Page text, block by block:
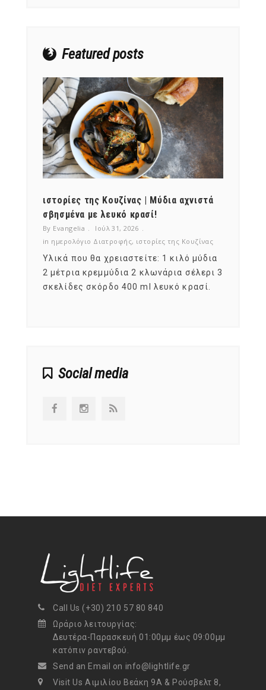
Featured posts
ιστορίες της Κουζίνας | Μύδια αχνιστά
σβησμένα με λευκό κρασί!
By Evangelia
Ιούλ 31, 2026
in ημερολόγιο Διατροφής, ιστορίες της Κουζίνας
Υλικά που θα χρειαστείτε: 1 κιλό μύδια
2 μέτρια κρεμμύδια 2 κλωνάρια σέλερι 3
σκελίδες σκόρδο 400 ml λευκό κρασί.
Social media
Call Us (+30) 210 57 80 840
Ωράριο λειτουργίας:
Δευτέρα-Παρασκευή 01:00μμ έως 09:00μμ
κατόπιν ραντεβού.
Send an Email on info@lightlife.gr
Visit Us Αιμιλίου Βεάκη 9Α & Ρούσβελτ 8,